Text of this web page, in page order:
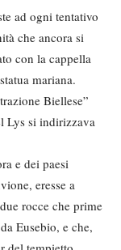
ad ogni tentativo
che ancora si
con la cappella
mariana.
Biellese”
Lys si indirizzava
e dei paesi
eresse a
rocce che prime
Eusebio, e che,